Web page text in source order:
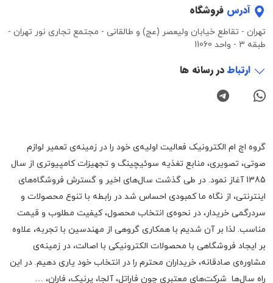
آدرس فروشگاه
تهران - تقاطع خیابان ولیعصر (عج) و طالقانی - مجتمع تجاری نور تهران -
طبقه 3 - واحد 11060
ارتباطدر رسانه ها
گروه اچ ام الکترونیک فعالیت اولیه‌ی خود را در زمینه‌‌ی تعمیر لوازم
صوتی، تصویری، منابع تغذیه سوئیچینگ و تجهیزات کامپیوتری از سال
1385 آغاز نمود. در طی گذشت سال‌های اخیر و گسترش فروشگاه‌های
اینترنتی، از نگاه ما کمبودی احساس شد در رابطه با تنوع محصولات و
سردرگمی خریدار، در نحوه‌ی انتخاب محصول، کیفیت مطلوب و قیمت
مناسب. لذا بر آن شدیم با همکاری گروهی از مهندسین با تجربه، علاوه
بر ایجاد فروشگاهی با محصولات الکترونیکی با اصالت، در زمینه‌ی
مشاوره‌ی صادقانه، خریداران محترم را در انتخاب خود یاری دهیم. در این
راه سال‌ها شرکت‌های معتبری چون فاراتل، آلجا، پرنیک، فاران، …